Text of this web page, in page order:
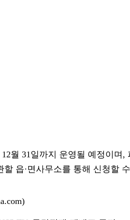
월 31일까지 운영될 예정이며,
읍·면사무소를 통해 신청할